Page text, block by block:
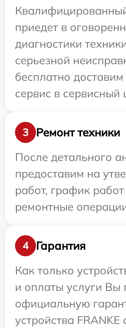
приедет в
диагностики
серьезной
бесплатно
сервис в сервисный
3
Ремонт техники
После детального
предоставим на
работ, график
ремонтные
4
Гарантия
Как только
и оплаты услуги Вы
официальную
устройства